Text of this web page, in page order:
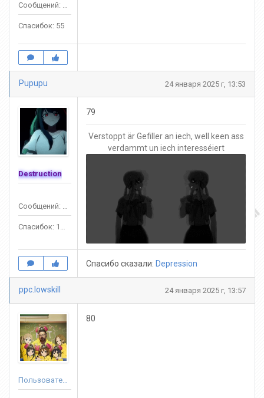
Сообщений: 489
Спасибок: 55
Pupupu 24 января 2025 г, 13:53
Destruction
Сообщений: 1390
Спасибок: 1245
79
Verstoppt är Gefiller an iech, well keen ass
verdammt un iech interesséiert
Спасибо сказали: Depression
ppc.lowskill 24 января 2025 г, 13:57
Пользователь
80